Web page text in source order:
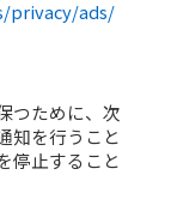
privacy/ads/
つために、次
知を行うこと
停止すること